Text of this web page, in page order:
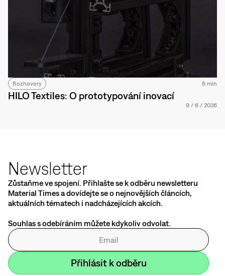
Rozhovory 6 min
HILO Textiles: O prototypování inovací
9 / 6 / 2026
Newsletter
Zůstaňme ve spojení. Přihlašte se k odběru newsletteru
Material Times a dovídejte se o nejnovějších článcích,
aktuálních tématech i nadcházejících akcích.
Souhlas s odebíráním můžete kdykoliv odvolat.